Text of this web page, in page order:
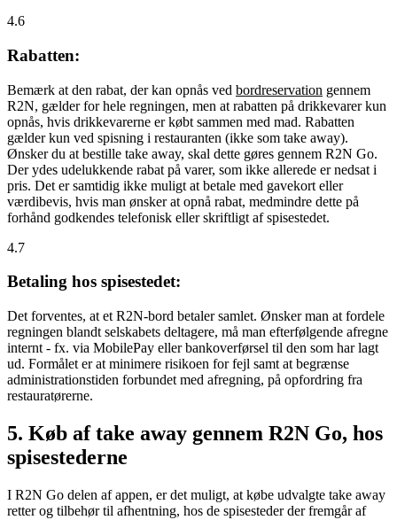
4.6
Rabatten:
Bemærk at den rabat, der kan opnås ved bordreservation gennem
R2N, gælder for hele regningen, men at rabatten på drikkevarer kun
opnås, hvis drikkevarerne er købt sammen med mad. Rabatten
gælder kun ved spisning i restauranten (ikke som take away).
Ønsker du at bestille take away, skal dette gøres gennem R2N Go.
Der ydes udelukkende rabat på varer, som ikke allerede er nedsat i
pris. Det er samtidig ikke muligt at betale med gavekort eller
værdibevis, hvis man ønsker at opnå rabat, medmindre dette på
forhånd godkendes telefonisk eller skriftligt af spisestedet.
4.7
Betaling hos spisestedet:
Det forventes, at et R2N-bord betaler samlet. Ønsker man at fordele
regningen blandt selskabets deltagere, må man efterfølgende afregne
internt - fx. via MobilePay eller bankoverførsel til den som har lagt
ud. Formålet er at minimere risikoen for fejl samt at begrænse
administrationstiden forbundet med afregning, på opfordring fra
restauratørerne.
5. Køb af take away gennem R2N Go, hos
spisestederne
I R2N Go delen af appen, er det muligt, at købe udvalgte take away
retter og tilbehør til afhentning, hos de spisesteder der fremgår af